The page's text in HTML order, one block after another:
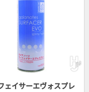
ェイサーエヴォスプレ